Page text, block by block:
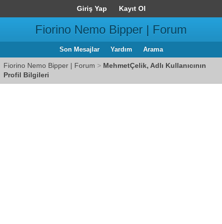
Giriş Yap Kayıt Ol
Fiorino Nemo Bipper | Forum
Son Mesajlar Yardım Arama
Fiorino Nemo Bipper | Forum > MehmetÇelik, Adlı Kullanıcının
Profil Bilgileri